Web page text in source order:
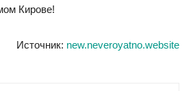
Кирове!
Источник: new.neveroyatno.website